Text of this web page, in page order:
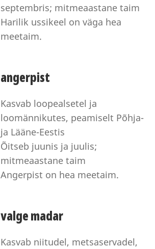
septembris; mitmeaastane taim
Harilik ussikeel on väga hea
meetaim.
angerpist
Kasvab loopealsetel ja
loomännikutes, peamiselt Põhja-
ja Lääne-Eestis
Õitseb juunis ja juulis;
mitmeaastane taim
Angerpist on hea meetaim.
valge madar
Kasvab niitudel, metsaservadel,